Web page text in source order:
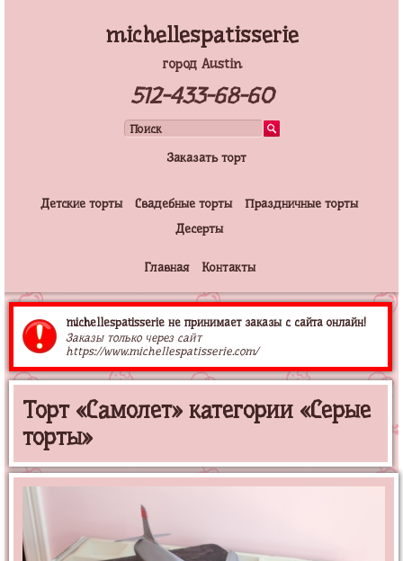
michellespatisserie
город Austin
512-433-68-60
Заказать торт
Детские торты Свадебные торты
Праздничные торты
Десерты
Главная Контакты
michellespatisserie не принимает заказы с сайта онлайн!
Заказы только через сайт
https://www.michellespatisserie.com/
Торт «Самолет» категории «Серые
торты»